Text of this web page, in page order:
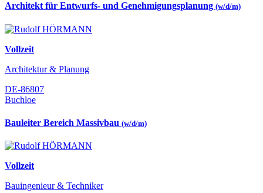
Architekt für Entwurfs- und Genehmigungsplanung (w/d/m)
Vollzeit
Architektur & Planung
DE-86807
Buchloe
Bauleiter Bereich Massivbau (w/d/m)
Vollzeit
Bauingenieur & Techniker